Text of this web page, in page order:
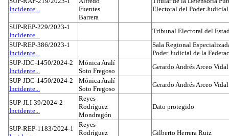
Incidente...
Fuentes
Barrera
Electoral del Poder
SUP-REP-229/2023-1
Incidente...
Tribunal Electoral del
SUP-REP-386/2023-1
Incidente...
Sala Regional
Poder Judicial de la
SUP-JDC-1450/2024-2
Incidente...
Mónica Aralí
Soto Fregoso
Gerardo Andrés Arceo Vidal
SUP-JDC-1450/2024-2
Incidente...
Mónica Aralí
Soto Fregoso
Gerardo Andrés Arceo Vidal
SUP-JLI-39/2024-2
Incidente...
Reyes
Rodríguez
Mondragón
Dato protegido
SUP-REP-1183/2024-1
Reyes
Rodríguez
Gilberto Herrera Ruiz